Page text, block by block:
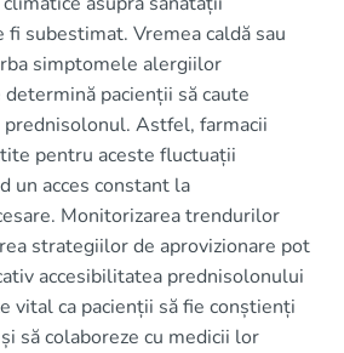
subestimat. Vremea caldă sau
simptomele alergiilor
pacienții să caute
Astfel, farmacii
pentru aceste fluctuații
un acces constant la
Monitorizarea trendurilor
strategiilor de aprovizionare pot
accesibilitatea prednisolonului
vital ca pacienții să fie conștienți
să colaboreze cu medicii lor